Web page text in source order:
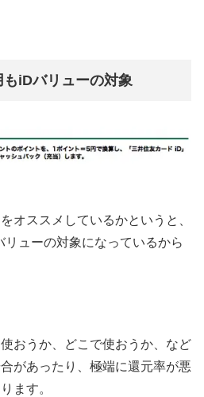
iDバリューの対象
オススメしているかというと、
ューの対象になっているから
おうか、どこで使おうか、など
があったり、極端に還元率が悪
ます。